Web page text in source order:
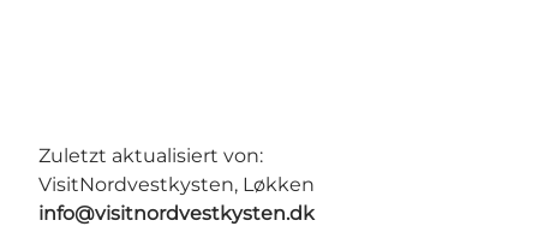
Zuletzt aktualisiert von:
VisitNordvestkysten, Løkken
info@visitnordvestkysten.dk